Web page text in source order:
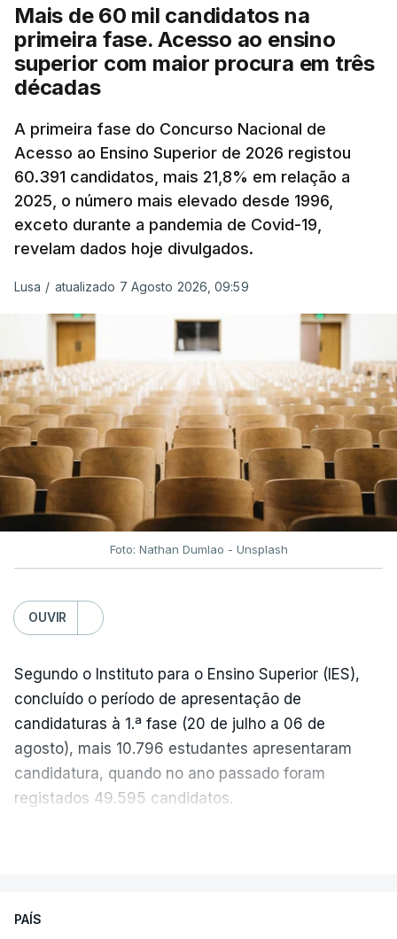
posto de abastecimento, a marca e a localização.
A atualização do desconto do Imposto sobre os
Produtos Petrolíferos (ISP) também poderá
O Governo comprometeu-se a aplicar uma redução
extraordinária e temporária no ISP, sempre que se
verifique um aumento do preço dos combustíveis
superior a 10 cêntimos, para mitigar a escalada de
preços.
Depois de uma subida inicial devido à guerra no
Irão, à tensão geopolítica no Médio Oriente e ao
fecho do estreito de Ormuz, os preços dos
combustíveis desceram durante o cessar-fogo
entre Washington e Teerão.
No entanto, com o retomar do conflito, as últimas
semanas têm sido marcadas por uma subida
acentuada, tendência que deverá ser revertida na
próxima semana.
c/Lusa
Mais de 60 mil candidatos na
primeira fase. Acesso ao ensino
superior com maior procura em três
décadas
A primeira fase do Concurso Nacional de
Acesso ao Ensino Superior de 2026 registou
60.391 candidatos, mais 21,8% em relação a
2025, o número mais elevado desde 1996,
exceto durante a pandemia de Covid-19,
revelam dados hoje divulgados.
Lusa / atualizado 7 Agosto 2026, 09:59
Foto: Nathan Dumlao - Unsplash
OUVIR
Segundo o Instituto para o Ensino Superior (IES),
concluído o período de apresentação de
candidaturas à 1.ª fase (20 de julho a 06 de
agosto), mais 10.796 estudantes apresentaram
candidatura, quando no ano passado foram
registados 49.595 candidatos.
anos, exceto nos anos da pandemia de Covid-19,
PAÍS